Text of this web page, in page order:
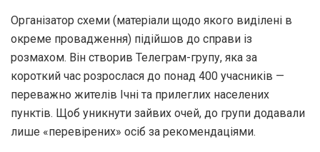
Організатор схеми (матеріали щодо якого виділені в
окреме провадження) підійшов до справи із
розмахом. Він створив Телеграм-групу, яка за
короткий час розрослася до понад 400 учасників —
переважно жителів Ічні та прилеглих населених
пунктів. Щоб уникнути зайвих очей, до групи додавали
лише «перевірених» осіб за рекомендаціями.